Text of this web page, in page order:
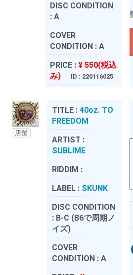
DISC CONDITION
: A
COVER
CONDITION : A
PRICE : ¥ 550(税込
み)
ID : 220116025
店舗
TITLE : 40oz. TO
FREEDOM
ARTIST :
SUBLIME
RIDDIM :
LABEL : SKUNK
DISC CONDITION
: B-C (B6で周期ノ
イズ)
COVER
CONDITION : A